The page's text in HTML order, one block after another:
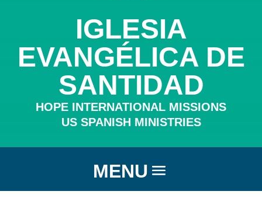
IGLESIA
EVANGÉLICA DE
SANTIDAD
HOPE INTERNATIONAL MISSIONS
US SPANISH MINISTRIES